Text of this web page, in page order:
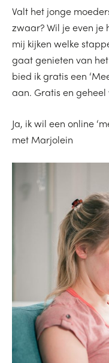
Valt het jonge
zwaar? Wil je even je
mij kijken welke
gaat genieten van
bied ik gratis een
aan. Gratis en
Ja, ik wil een online
met Marjolein